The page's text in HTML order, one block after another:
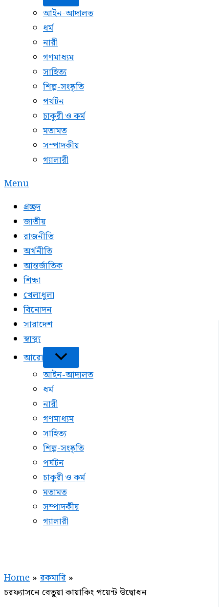
আইন-আদালত
ধর্ম
নারী
গণমাধ্যম
সাহিত্য
শিল্প-সংষ্কৃতি
পর্যটন
চাকুরী ও কর্ম
মতামত
সম্পাদকীয়
গ্যালারী
Menu
প্রচ্ছদ
জাতীয়
রাজনীতি
অর্থনীতি
আন্তর্জাতিক
শিক্ষা
খেলাধুলা
বিনোদন
সারাদেশ
স্বাস্থ্য
আরো
আইন-আদালত
ধর্ম
নারী
গণমাধ্যম
সাহিত্য
শিল্প-সংষ্কৃতি
পর্যটন
চাকুরী ও কর্ম
মতামত
সম্পাদকীয়
গ্যালারী
Home
রকমারি
চরফ্যাসনে বেতুয়া কায়াকিং পয়েন্ট উদ্বোধন